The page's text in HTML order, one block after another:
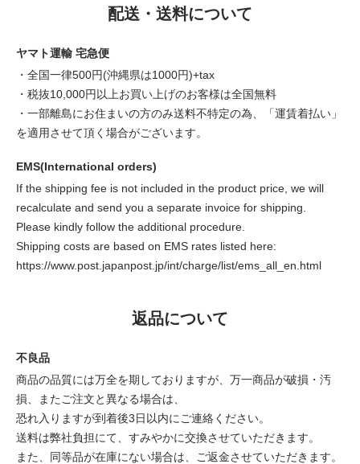
配送・送料について
ヤマト運輸 宅急便
・全国一律500円(沖縄県は1000円)+tax
・税抜10,000円以上お買い上げのお客様は全国無料
・一部離島にお住まいの方のみ送料不特定の為、「運賃着払い」
を適用させて頂く場合がございます。
EMS(International orders)
If the shipping fee is not included in the product price, we will
recalculate and send you a separate invoice for shipping.
Please kindly follow the additional procedure.
Shipping costs are based on EMS rates listed here:
https://www.post.japanpost.jp/int/charge/list/ems_all_en.html
返品について
不良品
商品の品質には万全を期しておりますが、万一商品が破損・汚
損、またご注文と異なる場合は、
恐れ入りますが到着後3日以内にご連絡ください。
送料は弊社負担にて、すみやかに交換させていただきます。
また、同等品が在庫にない場合は、ご返金させていただきます。